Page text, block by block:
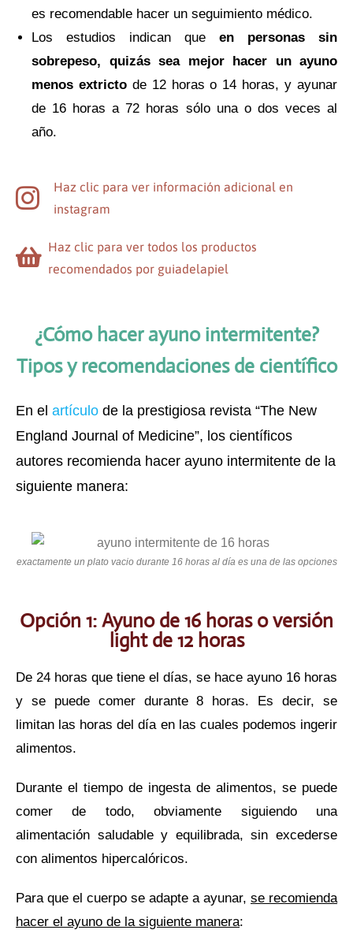
es recomendable hacer un seguimiento médico.
Los estudios indican que en personas sin
sobrepeso, quizás sea mejor hacer un ayuno
menos extricto de 12 horas o 14 horas, y ayunar
de 16 horas a 72 horas sólo una o dos veces al
año.
Haz clic para ver información adicional en
instagram
Haz clic para ver todos los productos
recomendados por guiadelapiel
¿Cómo hacer ayuno intermitente?
Tipos y recomendaciones de científico
En el artículo de la prestigiosa revista “The New
England Journal of Medicine”, los científicos
autores recomienda hacer ayuno intermitente de la
siguiente manera:
exactamente un plato vacio durante 16 horas al día es una de las opciones
Opción 1: Ayuno de 16 horas o versión
light de 12 horas
De 24 horas que tiene el días, se hace ayuno 16 horas
y se puede comer durante 8 horas. Es decir, se
limitan las horas del día en las cuales podemos ingerir
alimentos.
Durante el tiempo de ingesta de alimentos, se puede
comer de todo, obviamente siguiendo una
alimentación saludable y equilibrada, sin excederse
con alimentos hipercalóricos.
Para que el cuerpo se adapte a ayunar, se recomienda
hacer el ayuno de la siguiente manera: